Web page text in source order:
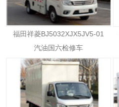
福田祥菱BJ5032XJX5JV5-01
汽油国六检修车